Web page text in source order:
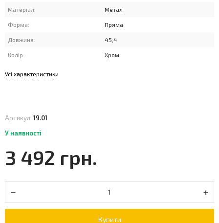
Матеріал: Метал
Форма: Пряма
Довжина: 45,4
Колір: Хром
Усі характеристики
Артикул:19.01
У наявності
3 492 грн.
Купити